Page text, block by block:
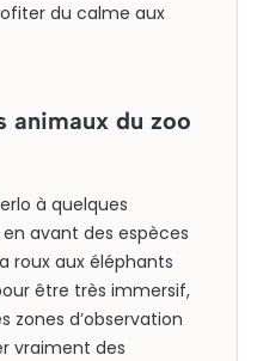
du calme aux
animaux du zoo
à quelques
avant des espèces
roux aux éléphants
être très immersif,
zones d’observation
vraiment des